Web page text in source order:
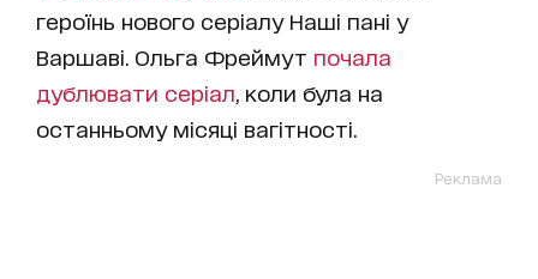
героїнь нового серіалу Наші пані у
Варшаві . Ольга Фреймут почала
дублювати серіал , коли була на
останньому місяці вагітності.
Реклама